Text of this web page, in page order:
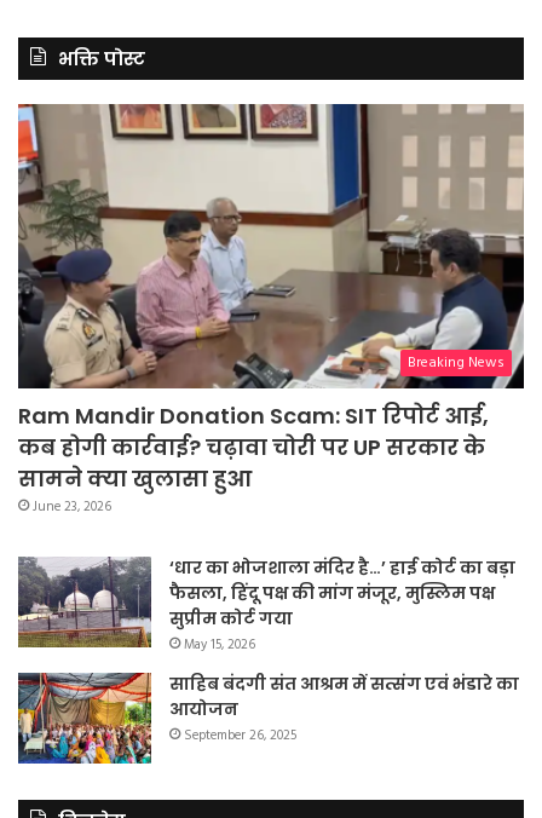
भक्ति पोस्ट
Breaking News
Ram Mandir Donation Scam: SIT रिपोर्ट आई,
कब होगी कार्रवाई? चढ़ावा चोरी पर UP सरकार के
सामने क्या खुलासा हुआ
June 23, 2026
‘धार का भोजशाला मंदिर है…’ हाई कोर्ट का बड़ा
फैसला, हिंदू पक्ष की मांग मंजूर, मुस्लिम पक्ष
सुप्रीम कोर्ट गया
May 15, 2026
साहिब बंदगी संत आश्रम में सत्संग एवं भंडारे का
आयोजन
September 26, 2025